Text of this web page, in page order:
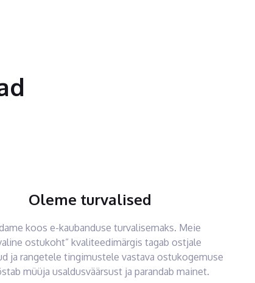
Oleme turvalised
koos e-kaubanduse turvalisemaks. Meie
ostukoht” kvaliteedimärgis tagab ostjale
ja rangetele tingimustele vastava ostukogemuse
müüja usaldusväärsust ja parandab mainet.